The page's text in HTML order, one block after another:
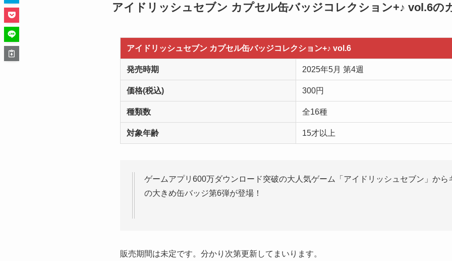
アイドリッシュセブン カプセル缶バッジコレクション+♪ vol.6の
アイドリッシュセブン カプセル缶バッジコレクション+♪ vol.6
発売時期 2025年5月 第4週
価格(税込) 300円
種類数 全16種
対象年齢 15才以上
ゲームアプリ600万ダウンロード突破の大人気ゲーム「アイドリッシュセブン」から
の大きめ缶バッジ第6弾が登場！
販売期間は未定です。分かり次第更新してまいります。